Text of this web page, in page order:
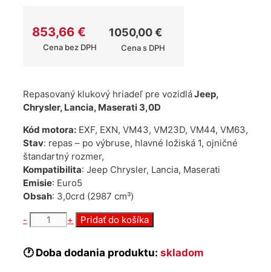
853,66 €
Cena bez DPH
1050,00€
Cena s DPH
Repasovaný klukový hriadeľ pre vozidláJeep,
Chrysler, Lancia, Maserati 3,0D
Kód motora: EXF, EXN, VM43, VM23D, VM44, VM63,
Stav: repas – po výbruse, hlavné ložiská 1, ojničné
štandartný rozmer,
Kompatibilita: Jeep Chrysler, Lancia, Maserati
Emisie: Euro5
Obsah: 3,0crd (2987 cm³)
-
množstvo
Kľuka
výbruse
+ Pridať do košíka
🕐 Doba dodania produktu: skladom